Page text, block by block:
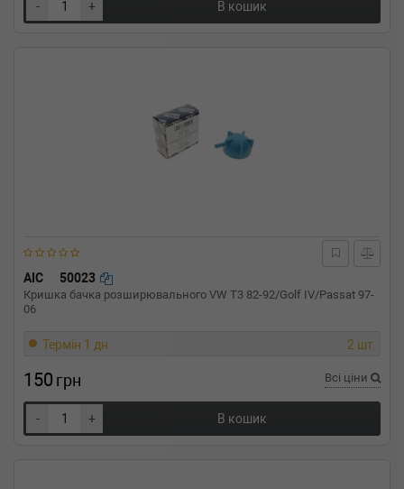
- + В кошик
AIC 50023
Кришка бачка розширювального VW T3 82-92/Golf IV/Passat 97-
06
Термін 1 дн. 2 шт.
150 грн Всі ціни
- + В кошик